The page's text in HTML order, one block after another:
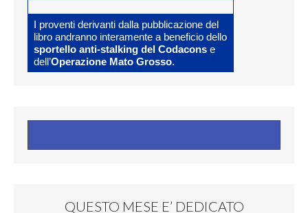
I proventi derivanti dalla pubblicazione del
libro andranno interamente a beneficio dello
sportello anti-stalking del Codacons e
dell’Operazione Mato Grosso.
QUESTO MESE E’ DEDICATO